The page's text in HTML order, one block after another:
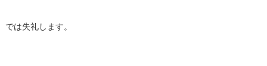
では失礼します。